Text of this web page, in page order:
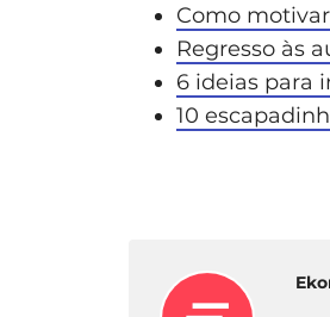
Como
Regresso às
6 ideias para
10